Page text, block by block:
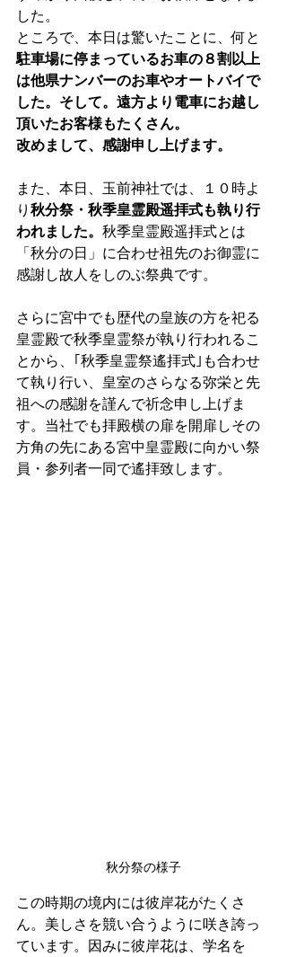
した。
ところで、本日は驚いたことに、何と
駐車場に停まっているお車の８割以上
は他県ナンバーのお車やオートバイで
した。そして。遠方より電車にお越し
頂いたお客様もたくさん。
改めまして、感謝申し上げます。
また、本日、玉前神社では、１０時よ
り 秋分祭・秋季皇霊殿遥拝式も執り行
われました。 秋季皇霊殿遥拝式とは
「秋分の日」に合わせ祖先のお御霊に
感謝し故人をしのぶ祭典です。
さらに宮中でも歴代の皇族の方を祀る
皇霊殿で秋季皇霊祭が執り行われるこ
とから、｢秋季皇霊祭遙拝式｣も合わせ
て執り行い、皇室のさらなる弥栄と先
祖への感謝を謹んで祈念申し上げま
す。当社でも拝殿横の扉を開扉しその
方角の先にある宮中皇霊殿に向かい祭
員・参列者一同で遙拝致します。
秋分祭の様子
この時期の境内には彼岸花がたくさ
ん。美しさを競い合うように咲き誇っ
ています。因みに彼岸花は、学名を